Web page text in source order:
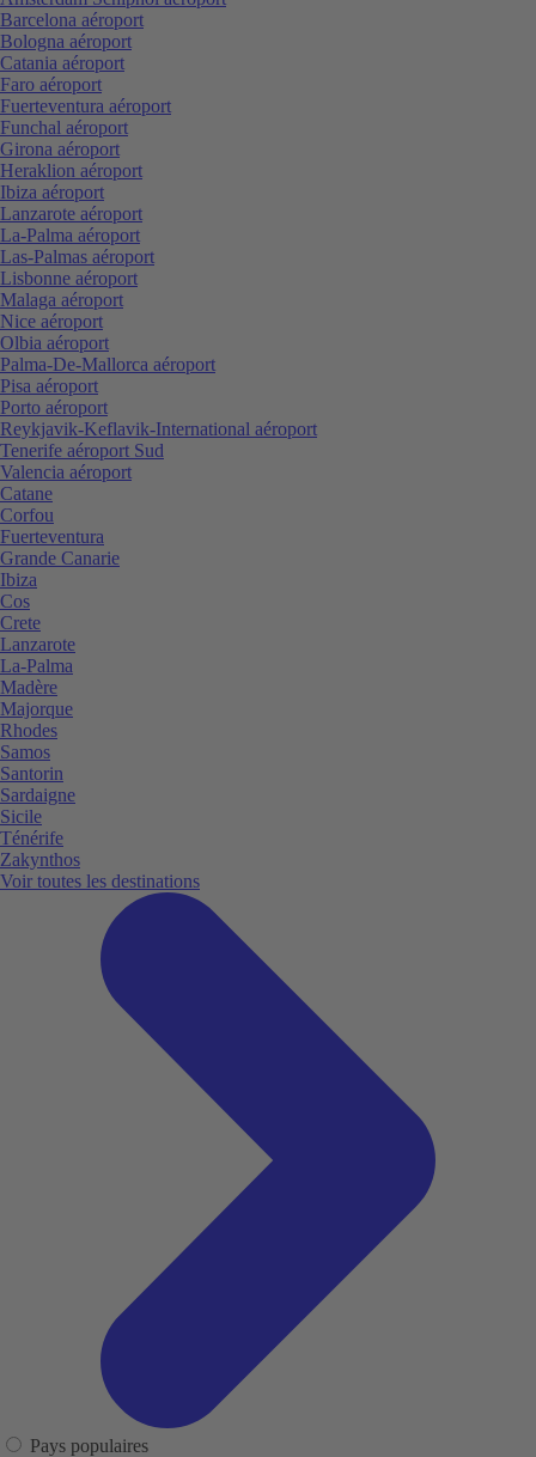
Barcelona aéroport
Bologna aéroport
Catania aéroport
Faro aéroport
Fuerteventura aéroport
Funchal aéroport
Girona aéroport
Heraklion aéroport
Ibiza aéroport
Lanzarote aéroport
La-Palma aéroport
Las-Palmas aéroport
Lisbonne aéroport
Malaga aéroport
Nice aéroport
Olbia aéroport
Palma-De-Mallorca aéroport
Pisa aéroport
Porto aéroport
Reykjavik-Keflavik-International aéroport
Tenerife aéroport Sud
Valencia aéroport
Catane
Corfou
Fuerteventura
Grande Canarie
Ibiza
Cos
Crete
Lanzarote
La-Palma
Madère
Majorque
Rhodes
Samos
Santorin
Sardaigne
Sicile
Ténérife
Zakynthos
Voir toutes les destinations
Pays populaires